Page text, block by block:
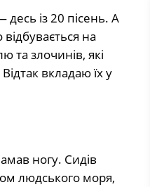
із 20 пісень. А
на
та злочинів, які
вкладаю їх у
ногу. Сидів
людського моря,